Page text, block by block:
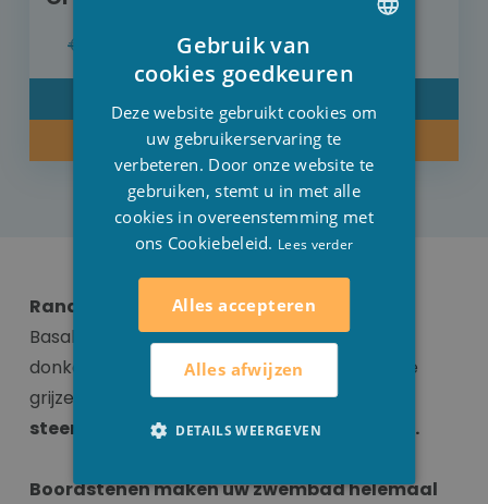
€ 63,60 € 31,80
KOOP NU
Randsteen natuursteen zwart
Basalt met een grijs zwarte kleur en kleine
donkerdere vlekken waarin geronde of ronde
grijze mineralen kunnen herkend worden.
steen is compact en vertoont geen poriën.
Boordstenen maken uw zwembad helemaal
ENGLISH
Gebruik van
cookies goedkeuren
Deze website gebruikt cookies om
uw gebruikerservaring te
verbeteren. Door onze website te
gebruiken, stemt u in met alle
cookies in overeenstemming met
ons Cookiebeleid. Lees verder
Alles accepteren
Alles afwijzen
DETAILS WEERGEVEN